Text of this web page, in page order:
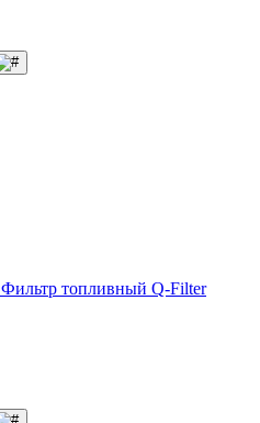
Фильтр топливный Q-Filter